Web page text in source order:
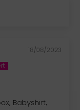
18/08/2023
Babyshirt,